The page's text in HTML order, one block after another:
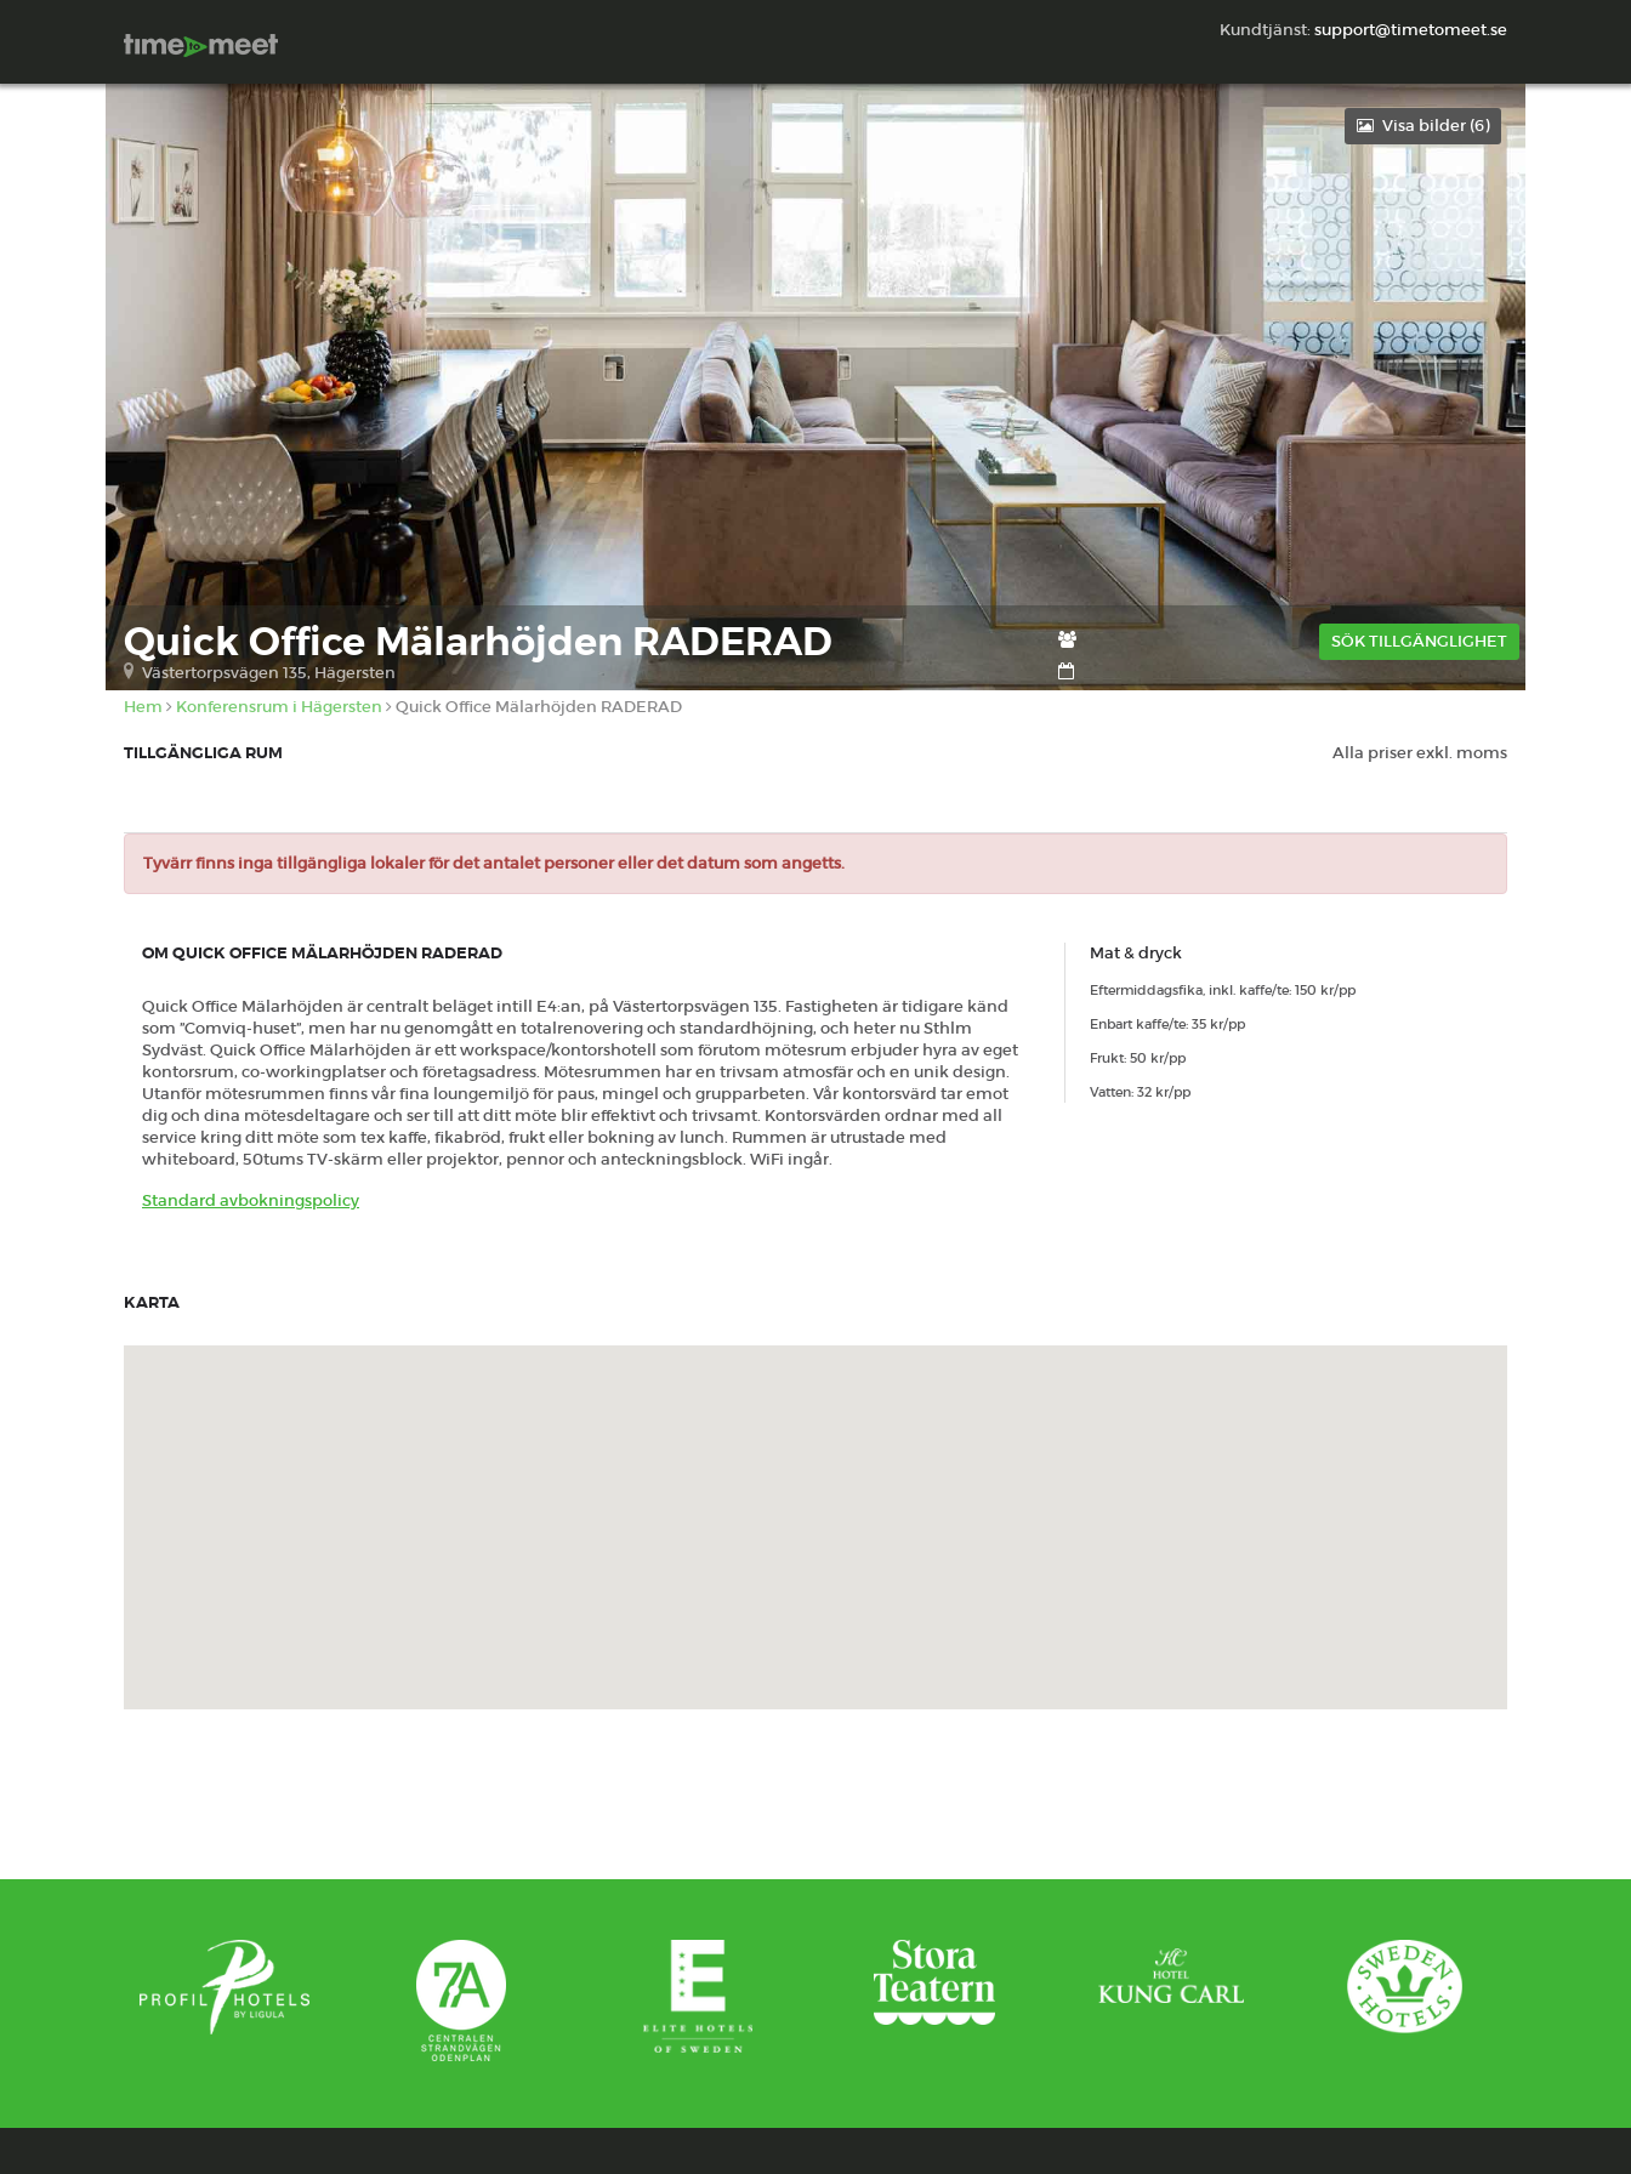
Kundtjänst: support@timetomeet.se
Visa bilder (6)
Quick Office Mälarhöjden RADERAD
Västertorpsvägen 135, Hägersten
SÖK TILLGÄNGLIGHET
Hem Konferensrum i Hägersten Quick Office Mälarhöjden RADERAD
Alla priser exkl. moms
TILLGÄNGLIGA RUM
Tyvärr finns inga tillgängliga lokaler för det antalet personer eller det datum som angetts.
OM QUICK OFFICE MÄLARHÖJDEN RADERAD
Quick Office Mälarhöjden är centralt beläget intill E4:an, på Västertorpsvägen 135. Fastigheten är tidigare känd
som ”Comviq-huset”, men har nu genomgått en totalrenovering och standardhöjning, och heter nu Sthlm
Sydväst. Quick Office Mälarhöjden är ett workspace/kontorshotell som förutom mötesrum erbjuder hyra av eget
kontorsrum, co-workingplatser och företagsadress. Mötesrummen har en trivsam atmosfär och en unik design.
Utanför mötesrummen finns vår fina loungemiljö för paus, mingel och grupparbeten. Vår kontorsvärd tar emot
dig och dina mötesdeltagare och ser till att ditt möte blir effektivt och trivsamt. Kontorsvärden ordnar med all
service kring ditt möte som tex kaffe, fikabröd, frukt eller bokning av lunch. Rummen är utrustade med
whiteboard, 50tums TV-skärm eller projektor, pennor och anteckningsblock. WiFi ingår.
Standard avbokningspolicy
Mat & dryck
Eftermiddagsfika, inkl. kaffe/te: 150 kr/pp
Enbart kaffe/te: 35 kr/pp
Frukt: 50 kr/pp
Vatten: 32 kr/pp
KARTA